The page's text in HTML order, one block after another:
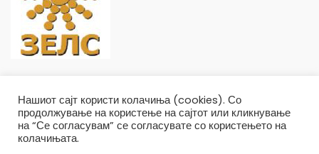
Нашиот сајт користи колачиња (cookies). Со
продолжување на користење на сајтот или кликнување
на “Се согласувам” се согласувате со користењето на
колачињата.